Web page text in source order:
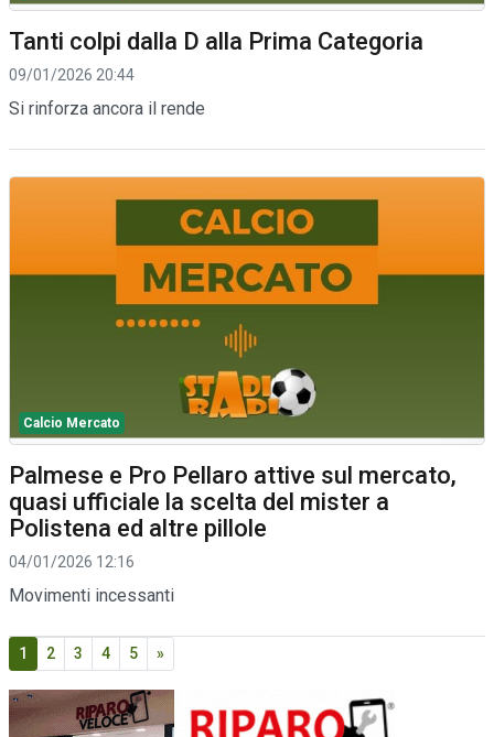
Tanti colpi dalla D alla Prima Categoria
09/01/2026 20:44
Si rinforza ancora il rende
Calcio Mercato
Palmese e Pro Pellaro attive sul mercato,
quasi ufficiale la scelta del mister a
Polistena ed altre pillole
04/01/2026 12:16
Movimenti incessanti
1 2 3 4 5 »